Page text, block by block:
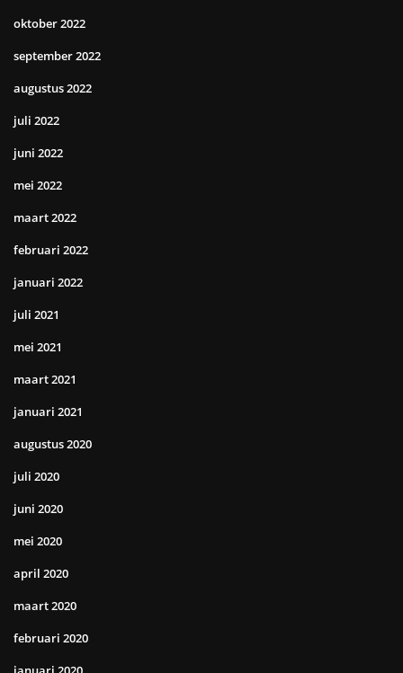
oktober 2022
september 2022
augustus 2022
juli 2022
juni 2022
mei 2022
maart 2022
februari 2022
januari 2022
juli 2021
mei 2021
maart 2021
januari 2021
augustus 2020
juli 2020
juni 2020
mei 2020
april 2020
maart 2020
februari 2020